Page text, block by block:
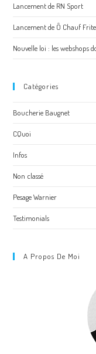
Lancement de RN Sport
Lancement de Ô Chauf
Nouvelle loi : les webshops
Catégories
Boucherie Baugnet
CQuoi
Infos
Non classé
Pesage Warnier
Testimonials
A Propos De Moi